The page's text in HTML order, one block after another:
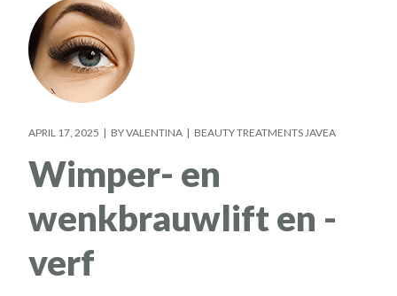
APRIL 17, 2025 BYVALENTINA BEAUTY TREATMENTS JAVEA
Wimper- en
wenkbrauwlift en -
verf